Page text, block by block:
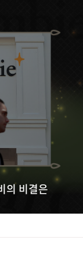
의 비결은